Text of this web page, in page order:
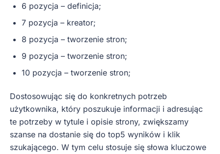
6 pozycja – definicja;
7 pozycja – kreator;
8 pozycja – tworzenie stron;
9 pozycja – tworzenie stron;
10 pozycja – tworzenie stron;
Dostosowując się do konkretnych potrzeb
użytkownika, który poszukuje informacji i adresując
te potrzeby w tytule i opisie strony, zwiększamy
szanse na dostanie się do top5 wyników i klik
szukającego. W tym celu stosuje się słowa kluczowe